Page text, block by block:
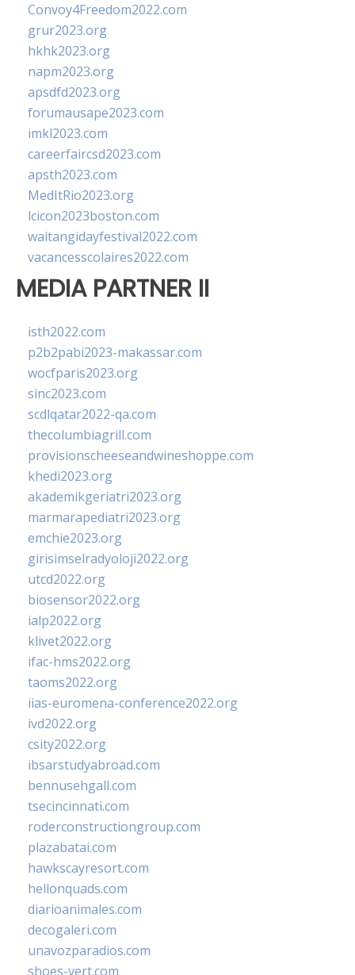
Convoy4Freedom2022.com
grur2023.org
hkhk2023.org
napm2023.org
apsdfd2023.org
forumausape2023.com
imkl2023.com
careerfaircsd2023.com
apsth2023.com
MedItRio2023.org
lcicon2023boston.com
waitangidayfestival2022.com
vacancesscolaires2022.com
MEDIA PARTNER II
isth2022.com
p2b2pabi2023-makassar.com
wocfparis2023.org
sinc2023.com
scdlqatar2022-qa.com
thecolumbiagrill.com
provisionscheeseandwineshoppe.com
khedi2023.org
akademikgeriatri2023.org
marmarapediatri2023.org
emchie2023.org
girisimselradyoloji2022.org
utcd2022.org
biosensor2022.org
ialp2022.org
klivet2022.org
ifac-hms2022.org
taoms2022.org
iias-euromena-conference2022.org
ivd2022.org
csity2022.org
ibsarstudyabroad.com
bennusehgall.com
tsecincinnati.com
roderconstructiongroup.com
plazabatai.com
hawkscayresort.com
hellonquads.com
diarioanimales.com
decogaleri.com
unavozparadios.com
shoes-vert.com